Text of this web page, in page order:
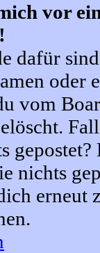
vor
dafür
oder
vom
nichts
erneut